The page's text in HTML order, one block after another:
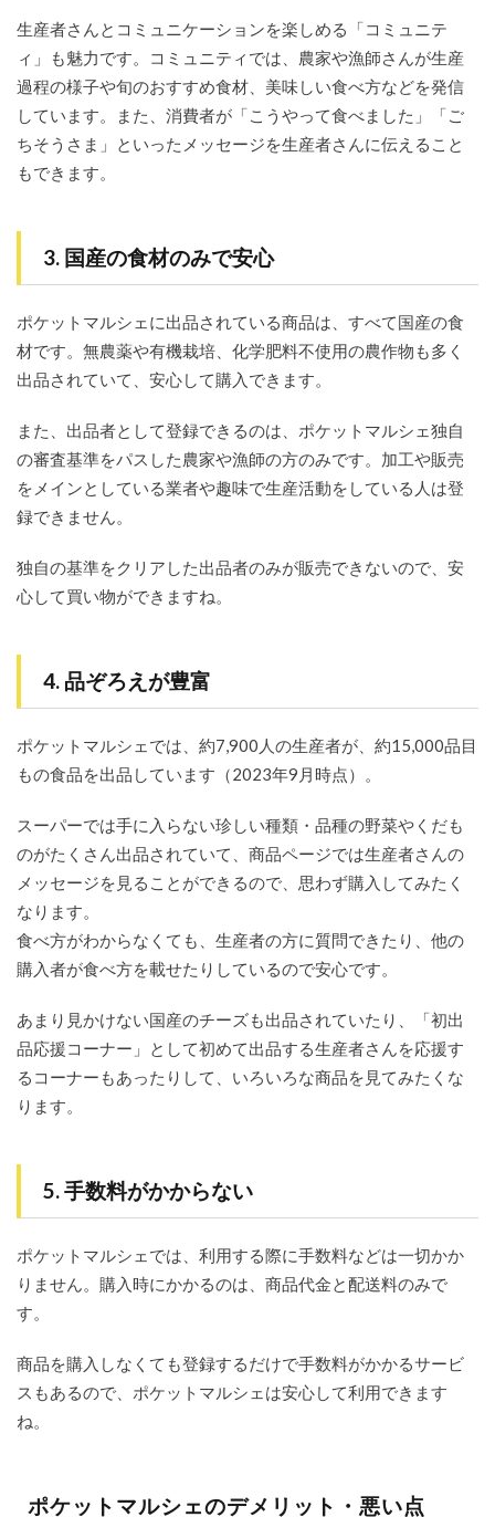
生産者さんとコミュニケーションを楽しめる「コミュニテ
ィ」も魅力です。コミュニティでは、農家や漁師さんが生産
過程の様子や旬のおすすめ食材、美味しい食べ方などを発信
しています。また、消費者が「こうやって食べました」「ご
ちそうさま」といったメッセージを生産者さんに伝えること
もできます。
3. 国産の食材のみで安心
ポケットマルシェに出品されている商品は、すべて国産の食
材です。無農薬や有機栽培、化学肥料不使用の農作物も多く
出品されていて、安心して購入できます。
また、出品者として登録できるのは、ポケットマルシェ独自
の審査基準をパスした農家や漁師の方のみです。加工や販売
をメインとしている業者や趣味で生産活動をしている人は登
録できません。
独自の基準をクリアした出品者のみが販売できないので、安
心して買い物ができますね。
4. 品ぞろえが豊富
ポケットマルシェでは、約7,900人の生産者が、約15,000品目
もの食品を出品しています（2023年9月時点）。
スーパーでは手に入らない珍しい種類・品種の野菜やくだも
のがたくさん出品されていて、商品ページでは生産者さんの
メッセージを見ることができるので、思わず購入してみたく
なります。
食べ方がわからなくても、生産者の方に質問できたり、他の
購入者が食べ方を載せたりしているので安心です。
あまり見かけない国産のチーズも出品されていたり、「初出
品応援コーナー」として初めて出品する生産者さんを応援す
るコーナーもあったりして、いろいろな商品を見てみたくな
ります。
5. 手数料がかからない
ポケットマルシェでは、利用する際に手数料などは一切かか
りません。購入時にかかるのは、商品代金と配送料のみで
す。
商品を購入しなくても登録するだけで手数料がかかるサービ
スもあるので、ポケットマルシェは安心して利用できます
ね。
ポケットマルシェのデメリット・悪い点